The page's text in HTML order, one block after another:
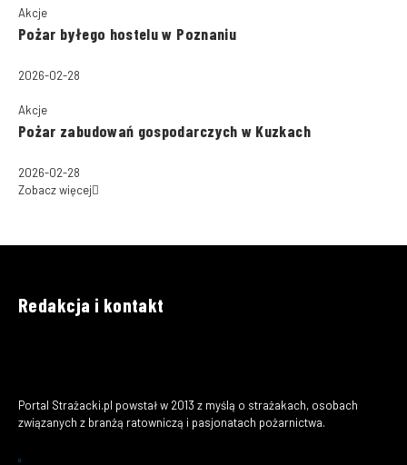
Akcje
Pożar byłego hostelu w Poznaniu
2026-02-28
Akcje
Pożar zabudowań gospodarczych w Kuzkach
2026-02-28
Zobacz więcej
Redakcja i kontakt
Portal Strażacki.pl powstał w 2013 z myślą o strażakach, osobach
związanych z branżą ratowniczą i pasjonatach pożarnictwa.